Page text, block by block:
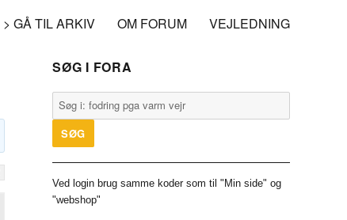
> GÅ TIL ARKIV OM FORUM VEJLEDNING
SØG I FORA
Ved login brug samme koder som til "Min side" og
"webshop"